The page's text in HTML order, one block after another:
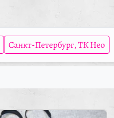
Санкт-Петербург, ТК Нео